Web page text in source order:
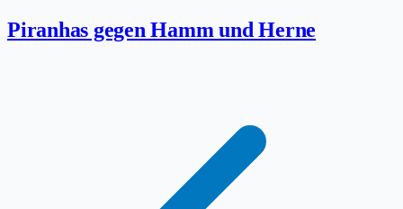
Piranhas gegen Hamm und Herne